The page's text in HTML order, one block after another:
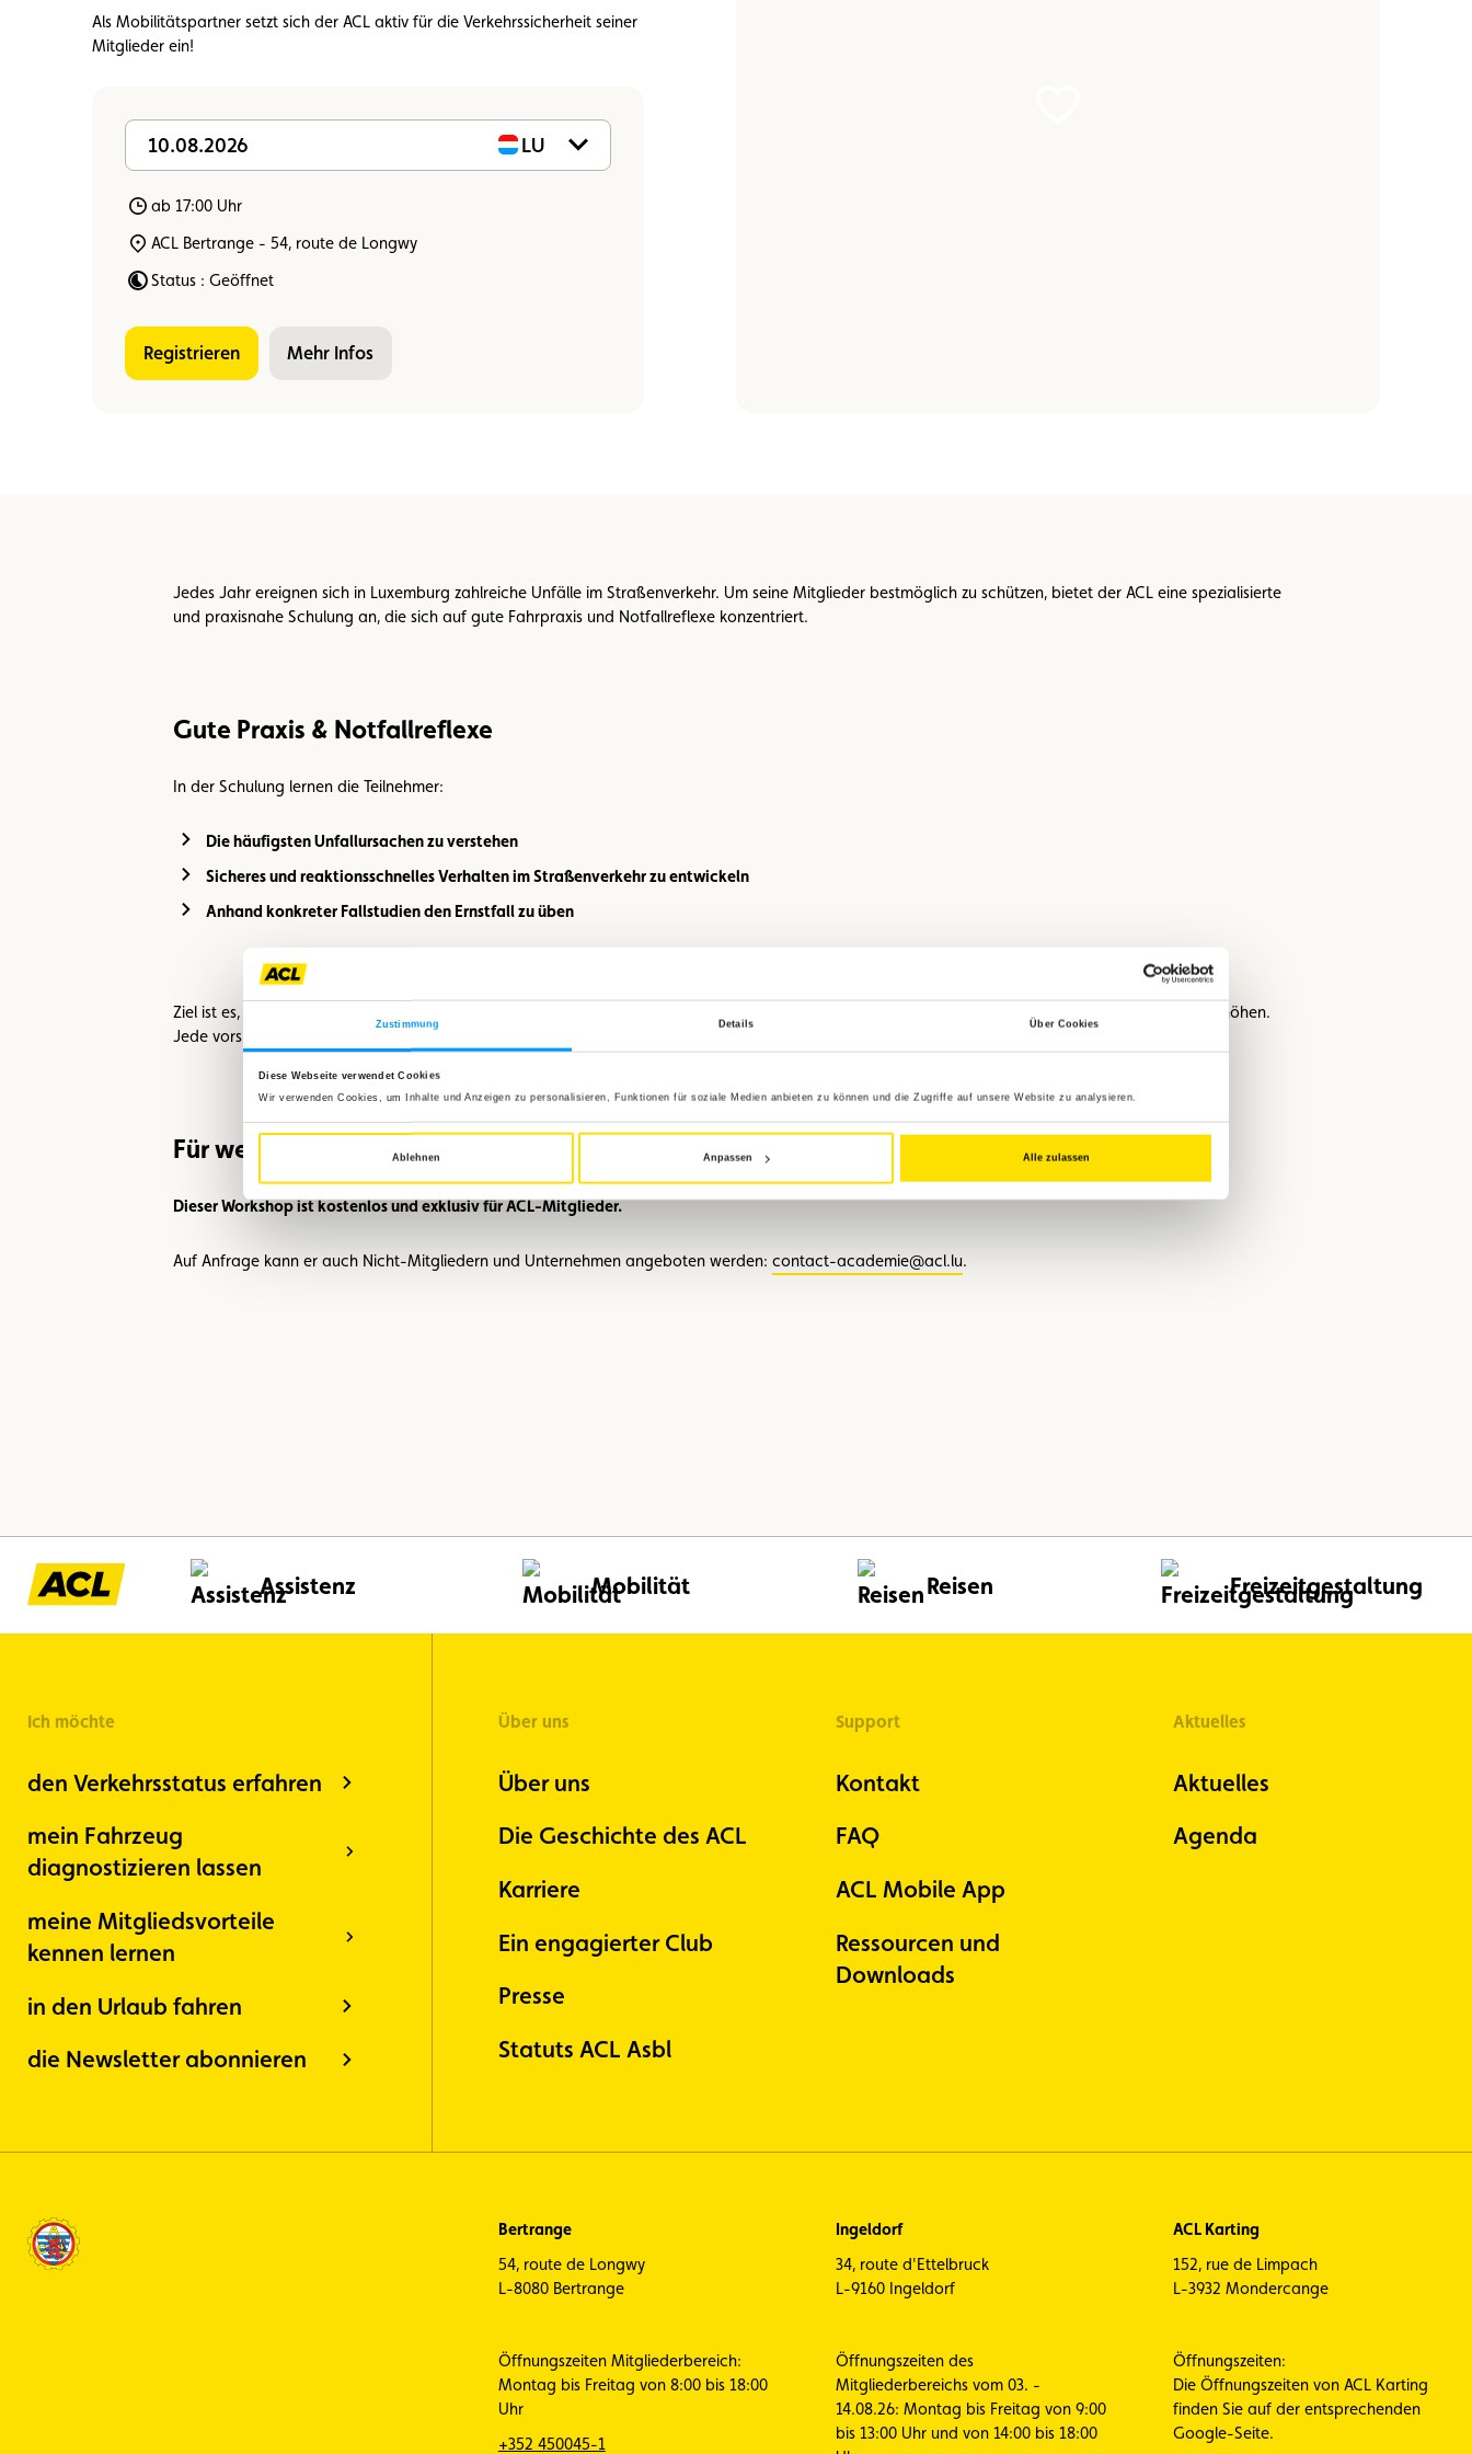
Zustimmung Details Über Cookies
Diese Webseite verwendet Cookies
Wir verwenden Cookies, um Inhalte und Anzeigen zu personalisieren, Funktionen für soziale Medien anbieten zu können und die Zugriffe auf unsere Website zu analysieren.
Ablehnen Anpassen Alle zulassen
Mitglied Mitgliedervorteile Vignetten Umweltplakette
Als Mobilitätspartner setzt sich der ACL aktiv für die Verkehrssicherheit seiner
Mitglieder ein!
10.08.2026 LU
ab 17:00 Uhr
ACL Bertrange - 54, route de Longwy
Status : Geöffnet
Registrieren Mehr Infos
Jedes Jahr ereignen sich in Luxemburg zahlreiche Unfälle im Straßenverkehr. Um seine Mitglieder bestmöglich zu schützen, bietet der ACL eine spezialisierte
und praxisnahe Schulung an, die sich auf gute Fahrpraxis und Notfallreflexe konzentriert.
Gute Praxis & Notfallreflexe
In der Schulung lernen die Teilnehmer:
Die häufigsten Unfallursachen zu verstehen
Sicheres und reaktionsschnelles Verhalten im Straßenverkehr zu entwickeln
Anhand konkreter Fallstudien den Ernstfall zu üben
Ziel ist es, die Mitglieder darin zu schulen, im Notfall die richtigen Reflexe zu haben, um Unfälle zu vermeiden und die Sicherheit auf der Straße zu erhöhen.
Jede vorsichtige Handlung kann den Unterschied machen und Leben retten – menschliche wie tierische.
Für wen?
Dieser Workshop ist kostenlos und exklusiv für ACL-Mitglieder.
Auf Anfrage kann er auch Nicht-Mitgliedern und Unternehmen angeboten werden: contact-academie@acl.lu.
Assistenz Mobilität Reisen Freizeitgestaltung
Ich möchte
den Verkehrsstatus erfahren
mein Fahrzeug
diagnostizieren lassen
meine Mitgliedsvorteile
kennen lernen
in den Urlaub fahren
die Newsletter abonnieren
Über uns
Über uns
Die Geschichte des ACL
Karriere
Ein engagierter Club
Presse
Statuts ACL Asbl
Support
Kontakt
FAQ
ACL Mobile App
Ressourcen und
Downloads
Aktuelles
Aktuelles
Agenda
Bertrange
54, route de Longwy
L-8080 Bertrange
Öffnungszeiten Mitgliederbereich:
Montag bis Freitag von 8:00 bis 18:00
Uhr
+352 450045-1
Ingeldorf
34, route d'Ettelbruck
L-9160 Ingeldorf
Öffnungszeiten des
Mitgliederbereichs vom 03. -
14.08.26: Montag bis Freitag von 9:00
bis 13:00 Uhr und von 14:00 bis 18:00
ACL Karting
152, rue de Limpach
L-3932 Mondercange
Öffnungszeiten:
Die Öffnungszeiten von ACL Karting
finden Sie auf der entsprechenden
Google-Seite.